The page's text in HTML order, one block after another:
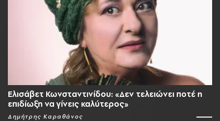
Ελισάβετ Κωνσταντινίδου: «Δεν τελειώνει ποτέ η
επιδίωξη να γίνεις καλύτερος»
Δημήτρης Καραθάνος